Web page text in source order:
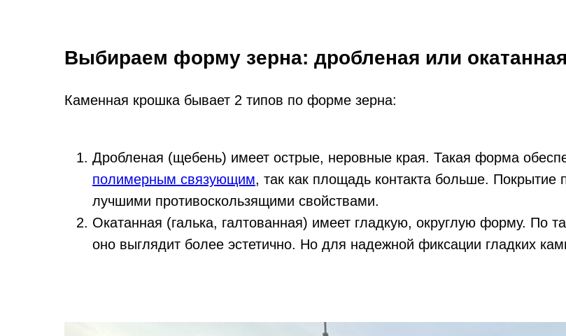
Выбираем форму зерна: дробленая или окатанная
Каменная крошка бывает 2 типов по форме зерна:
Дробленая (щебень) имеет острые, неровные края. Такая форма
полимерным связующим, так как площадь контакта больше.
лучшими противоскользящими свойствами.
Окатанная (галька, галтованная) имеет гладкую, округлую форму. По
оно выглядит более эстетично. Но для надежной фиксации гладких